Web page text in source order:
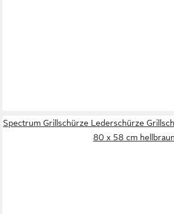
Spectrum Grillschürze Lederschürze
80 x 58 cm hellbraun